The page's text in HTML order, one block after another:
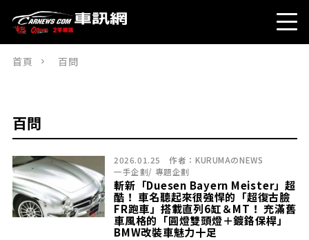
首頁 百問
百問
2026.01.25 作者： KURUMAのNEWS
一手企劃/ 專題企劃
斬新「Duesen Bayern Meister」超
酷！ 車名聽起來很強悍的「超復古臉
FR跑車」搭載直列6缸＆MT！ 充滿舊
車風格的「圓燈雙頭燈＋鍍鉻保桿」
BMW改裝車魅力十足